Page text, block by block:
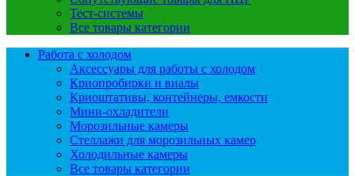
Тест-системы
Все товары категории
Работа с холодом
Аксессуары для работы с холодом
Криопробирки и виалы
Криоштативы, контейнеры, емкости
Мини-охладители
Морозильные камеры
Стеллажи для морозильных камер
Холодильные камеры
Все товары категории